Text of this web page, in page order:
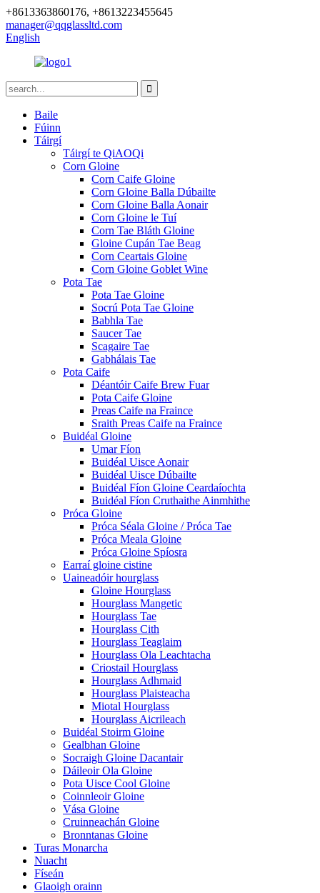
+8613363860176, +8613223455645
manager@qqglassltd.com
English
Baile
Fúinn
Táirgí
Táirgí te QiAOQi
Corn Gloine
Corn Caife Gloine
Corn Gloine Balla Dúbailte
Corn Gloine Balla Aonair
Corn Gloine le Tuí
Corn Tae Bláth Gloine
Gloine Cupán Tae Beag
Corn Ceartais Gloine
Corn Gloine Goblet Wine
Pota Tae
Pota Tae Gloine
Socrú Pota Tae Gloine
Babhla Tae
Saucer Tae
Scagaire Tae
Gabhálais Tae
Pota Caife
Déantóir Caife Brew Fuar
Pota Caife Gloine
Preas Caife na Fraince
Sraith Preas Caife na Fraince
Buidéal Gloine
Umar Fíon
Buidéal Uisce Aonair
Buidéal Uisce Dúbailte
Buidéal Fíon Gloine Ceardaíochta
Buidéal Fíon Cruthaithe Ainmhithe
Próca Gloine
Próca Séala Gloine / Próca Tae
Próca Meala Gloine
Próca Gloine Spíosra
Earraí gloine cistine
Uaineadóir hourglass
Gloine Hourglass
Hourglass Mangetic
Hourglass Tae
Hourglass Cith
Hourglass Teaglaim
Hourglass Ola Leachtacha
Criostail Hourglass
Hourglass Adhmaid
Hourglass Plaisteacha
Miotal Hourglass
Hourglass Aicrileach
Buidéal Stoirm Gloine
Gealbhan Gloine
Socraigh Gloine Dacantair
Dáileoir Ola Gloine
Pota Uisce Cool Gloine
Coinnleoir Gloine
Vása Gloine
Cruinneachán Gloine
Bronntanas Gloine
Turas Monarcha
Nuacht
Físeán
Glaoigh orainn